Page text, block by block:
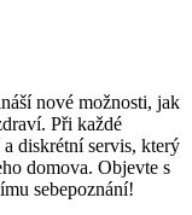
nové možnosti, jak
Při každé
diskrétní servis, který
domova. Objevte s
sebepoznání!